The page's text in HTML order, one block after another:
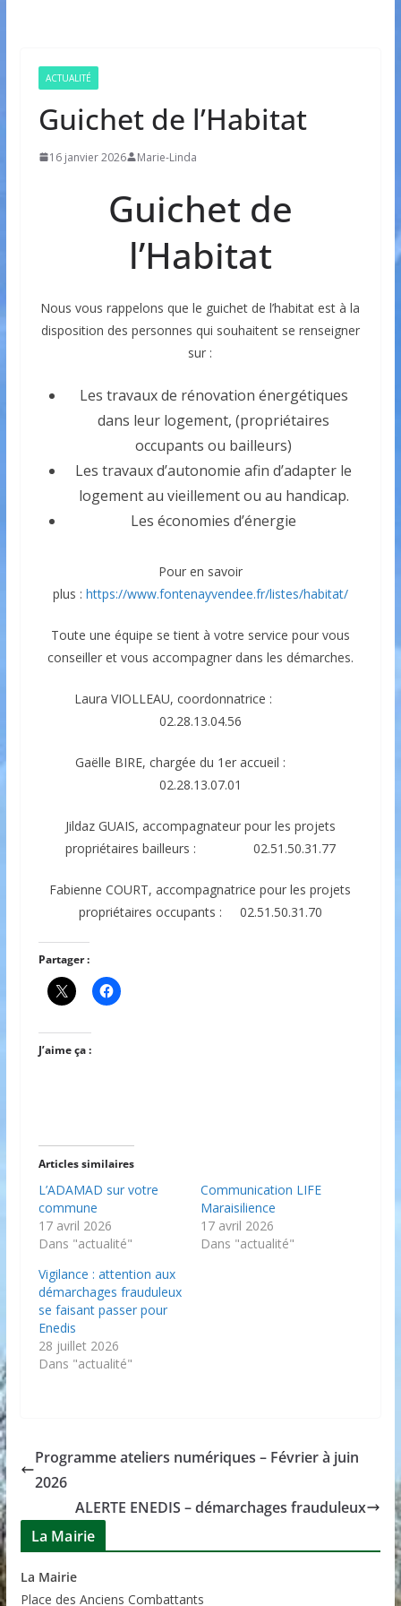
ACTUALITÉ
Guichet de l’Habitat
16 janvier 2026 Marie-Linda
Guichet de
l’Habitat
Nous vous rappelons que le guichet de l’habitat est à la
disposition des personnes qui souhaitent se renseigner
sur :
Les travaux de rénovation énergétiques
dans leur logement, (propriétaires
occupants ou bailleurs)
Les travaux d’autonomie afin d’adapter le
logement au vieillement ou au handicap.
Les économies d’énergie
Pour en savoir
plus : https://www.fontenayvendee.fr/listes/habitat/
Toute une équipe se tient à votre service pour vous
conseiller et vous accompagner dans les démarches.
Laura VIOLLEAU, coordonnatrice :
02.28.13.04.56
Gaëlle BIRE, chargée du 1er accueil :
02.28.13.07.01
Jildaz GUAIS, accompagnateur pour les projets
propriétaires bailleurs : 02.51.50.31.77
Fabienne COURT, accompagnatrice pour les projets
propriétaires occupants : 02.51.50.31.70
Partager :
J’aime ça :
Articles similaires
L’ADAMAD sur votre
commune
17 avril 2026
Dans "actualité"
Communication LIFE
Maraisilience
17 avril 2026
Dans "actualité"
Vigilance : attention aux
démarchages frauduleux
se faisant passer pour
Enedis
28 juillet 2026
Dans "actualité"
Programme ateliers numériques – Février à juin
2026
ALERTE ENEDIS – démarchages frauduleux
La Mairie
La Mairie
Place des Anciens Combattants